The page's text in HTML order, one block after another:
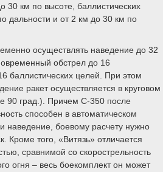
30 км по высоте, баллистических
дальности и от 2 км до 30 км по
осуществлять наведение до 32
обстрел до 16
баллистических целей. При этом
ракет осуществляется в круговом
90 град.). Причем С-350 после
способен в автоматическом
наведение, боевому расчету нужно
Кроме того, «Витязь» отличается
сравнимой со скорострельность
огня – весь боекомплект он может